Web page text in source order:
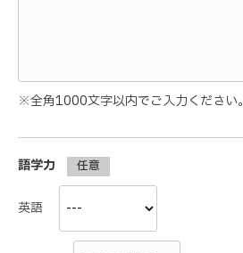
※全角1000文字以内でご入力ください。
語学力 任意
英語